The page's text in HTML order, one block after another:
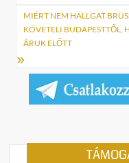
MIÉRT NEM HALLGAT
KÖVETELI BUDAPESTTŐL,
ÁRUK ELŐTT